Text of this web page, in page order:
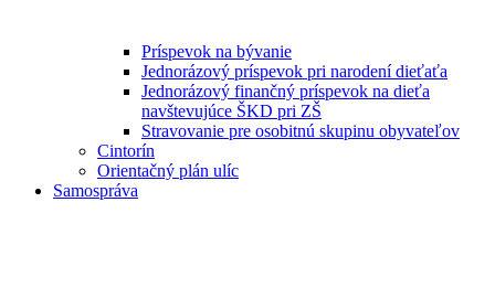
Príspevok na bývanie
Jednorázový príspevok pri narodení dieťaťa
Jednorázový finančný príspevok na dieťa
navštevujúce ŠKD pri ZŠ
Stravovanie pre osobitnú skupinu obyvateľov
Cintorín
Orientačný plán ulíc
Samospráva